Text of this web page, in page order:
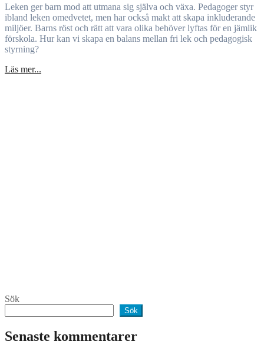
Leken ger barn mod att utmana sig själva och växa. Pedagoger styr
ibland leken omedvetet, men har också makt att skapa inkluderande
miljöer. Barns röst och rätt att vara olika behöver lyftas för en jämlik
förskola. Hur kan vi skapa en balans mellan fri lek och pedagogisk
styrning?
Läs mer...
Sök
Sök
Senaste kommentarer